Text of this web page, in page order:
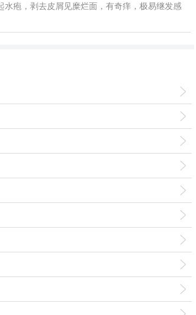
水疱，剥去皮屑见糜烂面，有奇痒，极易继发感